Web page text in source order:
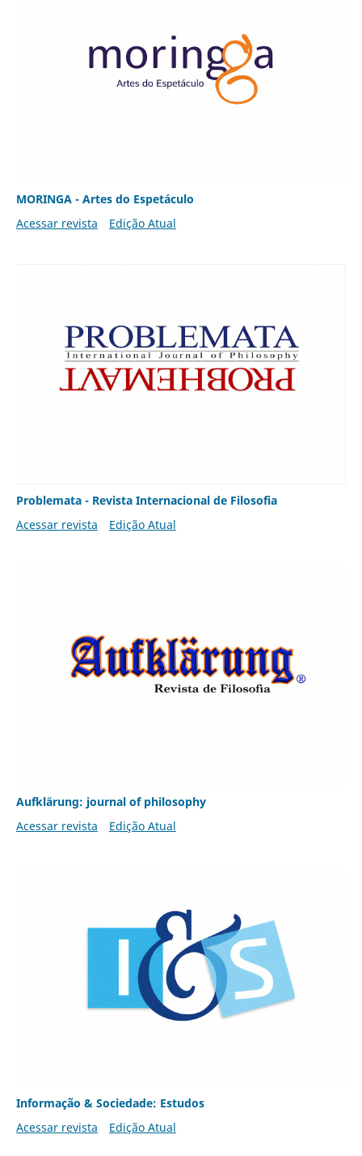
MORINGA - Artes do Espetáculo
Acessar revista
Edição Atual
Problemata - Revista Internacional de Filosofia
Acessar revista
Edição Atual
Aufklärung: journal of philosophy
Acessar revista
Edição Atual
Informação & Sociedade: Estudos
Acessar revista
Edição Atual